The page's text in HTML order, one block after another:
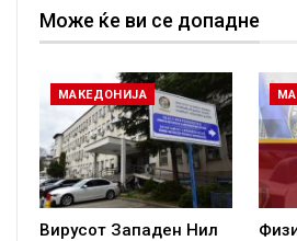
Може ќе ви се допадне
МАКЕДОНИЈА
Вирусот Западен Нил